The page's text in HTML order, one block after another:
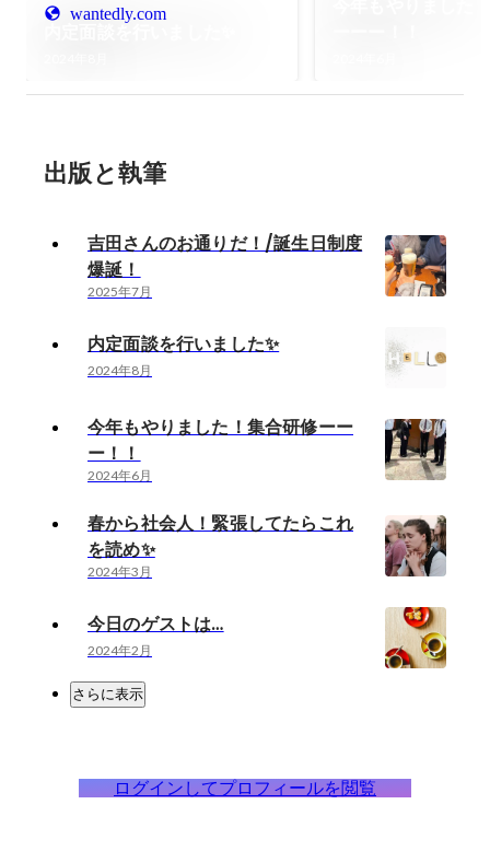
wantedly.com
出版と執筆
吉田さんのお通りだ！/誕生日制度
爆誕！
2025年7月
内定面談を行いました✨️
2024年8月
今年もやりました！集合研修ーー
ー！！
2024年6月
春から社会人！緊張してたらこれ
を読め✨️
2024年3月
今日のゲストは…
2024年2月
さらに表示
ログインしてプロフィールを閲覧